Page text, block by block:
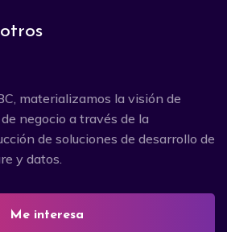
materializamos la visión de
negocio a través de la
de soluciones de desarrollo de
y datos.
Me interesa